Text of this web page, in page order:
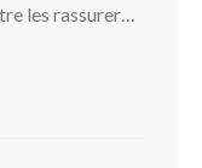
les rassurer…